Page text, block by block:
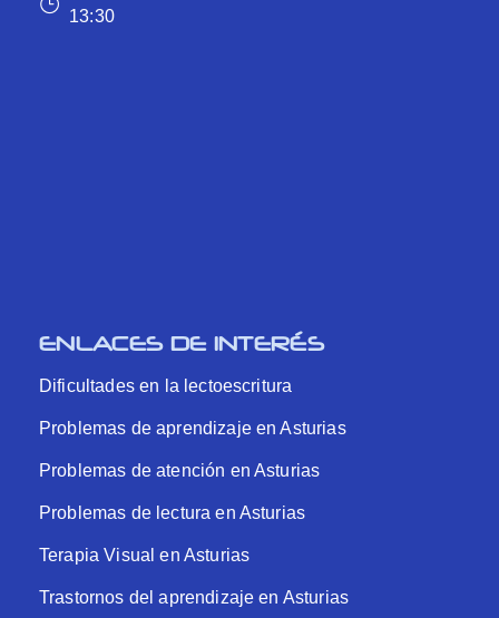
13:30
ENLACES DE INTERÉS
Dificultades en la lectoescritura
Problemas de aprendizaje en Asturias
Problemas de atención en Asturias
Problemas de lectura en Asturias
Terapia Visual en Asturias
Trastornos del aprendizaje en Asturias